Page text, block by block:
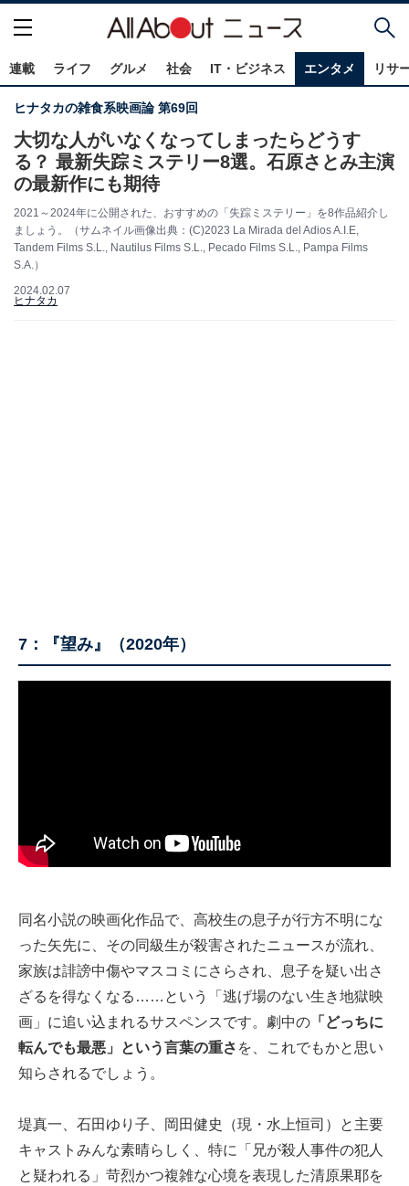
連載 ライフ グルメ 社会 IT・ビジネス エンタメ リサ
ヒナタカの雑食系映画論 第69回
大切な人がいなくなってしまったらどうす
る？ 最新失踪ミステリー8選。石原さとみ主演
の最新作にも期待
2021～2024年に公開された、おすすめの「失踪ミステリー」を8作品紹介し
ましょう。（サムネイル画像出典：(C)2023 La Mirada del Adios A.I.E,
Tandem Films S.L., Nautilus Films S.L., Pecado Films S.L., Pampa Films
S.A.）
2024.02.07
ヒナタカ
7：『望み』（2020年）
同名小説の映画化作品で、高校生の息子が行方不明にな
った矢先に、その同級生が殺害されたニュースが流れ、
家族は誹謗中傷やマスコミにさらされ、息子を疑い出さ
ざるを得なくなる……という「逃げ場のない生き地獄映
画」に追い込まれるサスペンスです。劇中の 「どっちに
転んでも最悪」という言葉の重さ を、これでもかと思い
知らされるでしょう。
堤真一、石田ゆり子、岡田健史（現・水上恒司）と主要
キャストみんな素晴らしく、特に「兄が殺人事件の犯人
と疑われる」苛烈かつ複雑な心境を表現した清原果耶を